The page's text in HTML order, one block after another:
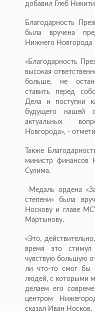
добавил Глеб
Благодарность
была вручена
Нижнего Новгорода
«Благодарность
высокая
больше, не
ставить перед
Дела и поступки
будущего нашей
актуальных
Новгорода», -
Также
министр финансов
Сулима.
Медаль ордена
степени» была
Носкову и главе
Мартынову.
«Это,
время это
чувствую большую
ли что-то смог бы
людей, с которыми
делаем его
центром
сказал Иван Носков.